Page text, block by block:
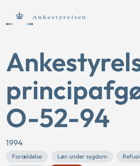
O-52-94
1994
Forældelse Løn under sygdom